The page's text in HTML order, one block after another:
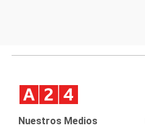
Nuestros Medios